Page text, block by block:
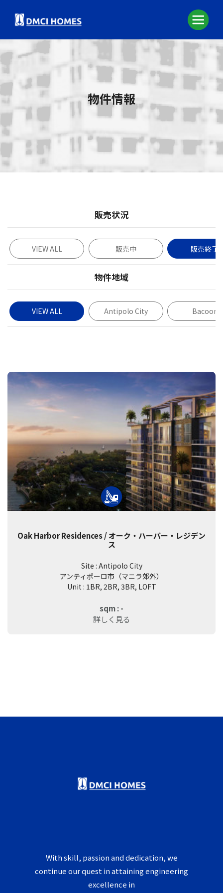
物件情報
販売状況
VIEW ALL 販売中 販売終了
物件地域
VIEW ALL Antipolo City Bacoor
Oak Harbor Residences / オーク・ハーバー・レジデン
ス
Site : Antipolo City
アンティポーロ市（マニラ郊外）
Unit : 1BR, 2BR, 3BR, LOFT
sqm : -
詳しく見る
With skill, passion and dedication, we
continue our quest in attaining engineering
excellence in